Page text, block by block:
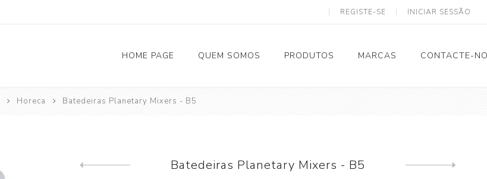
REGISTE-SE INICIAR SESSÃO
HOME PAGE QUEM SOMOS PRODUTOS
Solar Fotovoltaico
Bombas de Calor Tubagem e Acessórios
MARCAS CONTACTE-
Horeca Batedeiras Planetary Mixers - B5
Batedeiras Planetary Mixers - B5